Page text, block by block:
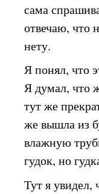
сама
отвечаю, что
нету.
Я понял, что
Я думал, что
тут же
же вышла из
влажную
гудок, но
Тут я увидел,